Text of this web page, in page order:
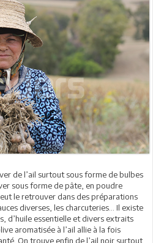
de l’ail surtout sous forme de bulbes
sous forme de pâte, en poudre
le retrouver dans des préparations
diverses, les charcuteries… Il existe
d’huile essentielle et divers extraits
aromatisée à l’ail allie à la fois
On trouve enfin de l’ail noir surtout